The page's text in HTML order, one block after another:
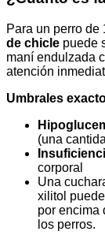
Para un perro
de chicle puede
maní endulzada
atención
Umbrales
(una
corporal
Una
xilitol
por encima
los perros.